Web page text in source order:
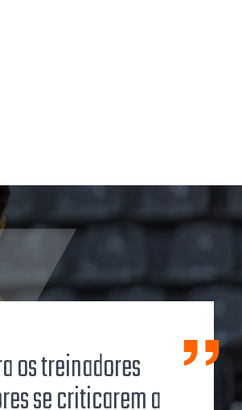
os treinadores
se criticarem a